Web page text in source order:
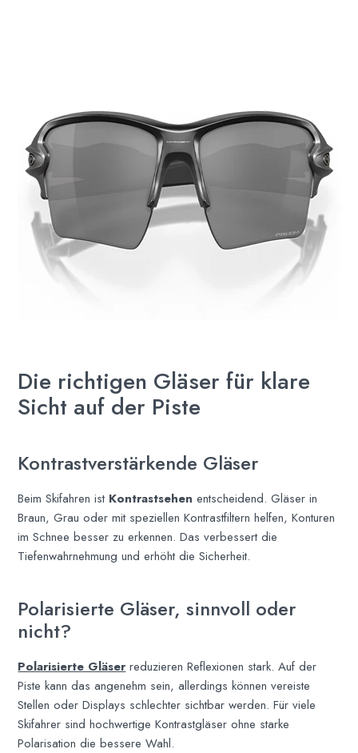
Die richtigen Gläser für klare
Sicht auf der Piste
Kontrastverstärkende Gläser
Beim Skifahren ist Kontrastsehen entscheidend. Gläser in
Braun, Grau oder mit speziellen Kontrastfiltern helfen, Konturen
im Schnee besser zu erkennen. Das verbessert die
Tiefenwahrnehmung und erhöht die Sicherheit.
Polarisierte Gläser, sinnvoll oder
nicht?
Polarisierte Gläser reduzieren Reflexionen stark. Auf der
Piste kann das angenehm sein, allerdings können vereiste
Stellen oder Displays schlechter sichtbar werden. Für viele
Skifahrer sind hochwertige Kontrastgläser ohne starke
Polarisation die bessere Wahl.